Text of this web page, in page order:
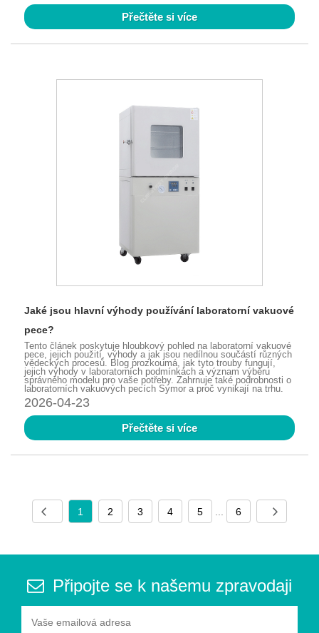
Přečtěte si více
Jaké jsou hlavní výhody používání laboratorní vakuové
pece?
Tento článek poskytuje hloubkový pohled na laboratorní vakuové
pece, jejich použití, výhody a jak jsou nedílnou součástí různých
vědeckých procesů. Blog prozkoumá, jak tyto trouby fungují,
jejich výhody v laboratorních podmínkách a význam výběru
správného modelu pro vaše potřeby. Zahrnuje také podrobnosti o
laboratorních vakuových pecích Symor a proč vynikají na trhu.
2026-04-23
Přečtěte si více
1 2 3 4 5 6
Připojte se k našemu zpravodaji